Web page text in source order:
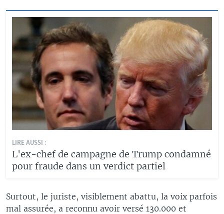
LIRE AUSSI :
L'ex-chef de campagne de Trump condamné
pour fraude dans un verdict partiel
Surtout, le juriste, visiblement abattu, la voix parfois
mal assurée, a reconnu avoir versé 130.000 et